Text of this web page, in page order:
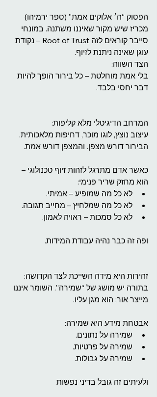
הפסוק “ה׳ אלוקים אמת” (ספר ירמיהו)
מכריז שיש מקור שאיננו משתנה. במונחי
סייבר קוראים לזה Root of Trust – נקודת
עוגן שאינה ניתנת לזיוף.
הצד השווה:
בלי אמת מוחלטת – כל בירור הופך להיות
דבר יחסי בלבד.
המרחב הדיגיטלי מלא קליפות:
עיצוב נוצץ, לוגו מוכר, דחיפות מלאכותית.
הבירור דורש מצפן. והמצפן דורש אמת.
כאשר אדם מתרגל לזהות זיוף טכנולוגי –
הוא מחזק שריר פנימי:
לא כל מה שמופיע – אמיתי.
לא כל מה שמלחיץ – מחייב תגובה.
לא כל סמכות – ראויה לאמון.
ופה זה כבר נהיה עבודת המידות.
זהירות היא מידה השייכת לצד הקדושה:
בתורה יש מושג של “שמירה”. השומר איננו
מייצר אור; הוא מגן עליו.
אבטחת מידע היא שמירה:
שמירה על נתונים.
שמירה על פרטיות.
שמירה על גבולות.
ולעיתים זה גובל בדיני נפשות